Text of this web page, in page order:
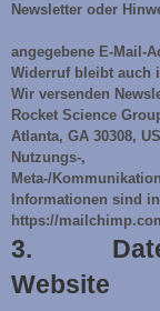
Newsletter oder
angegebene E-Mail-
Widerruf bleibt auch
Wir versenden
Rocket Science
Atlanta, GA 30308,
Nutzungs-,
Meta-/
Informationen sind
https://
3.
Website